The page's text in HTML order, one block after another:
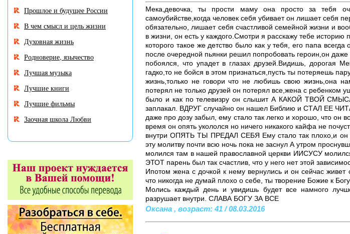
Мека,девочка, ты прости маму она просто за тебя
самоубийстве,когда человек себя убивает он лишает себя
обязательно, лишает себя счастливой семейной жизни и
в жизни, он есть у каждого.Смотри я расскажу тебе историю
которого такое же детство было как у тебя, его папа
после очередной пьянки решил попробовать героин,он
побоялся, что упадет в глазах друзей.Видишь, дорогая
гадко,то не бойся в этом признаться,пусть ты потеряешь
жизнь,только не говори что не любишь свою жизнь,она
потерял не только друзей он потерял все,жена с ребенком
было и как по телевизру он слышит А КАКОЙ ТВОЙ
заплакал. ВДРУГ случайно он нашел Библию и СТАЛ ЕЕ
даже про дозу забыл, ему стало так легко и хорошо, что
время он опять укололся но ничего никакого кайфа не
внутри ОПЯТЬ ТЫ ПРЕДАЛ СЕБЯ Ему стало так плохо,и
эту молитву почти всю ночь пока не заснул А утром
молился там в нашей православной церкви ИИСУСУ
ЭТОТ парень был так счастлив, что у него нет этой
Ипотом жена с дочкой к нему вернулись и он сейчас живет
что никогда не думай плохо о себе, ты творение Божие к
Молись каждый день и увидишь будет все намного
разрушает внутри. СЛАВА БОГУ ЗА ВСЕ
Оксана , возраст: 41 / 08.03.2016
Прошлое и будущее России
В чем смысл и цель жизни
Духовная жизнь
Родноверие, язычество
Лучшая музыка
Лучшие книги
Лучшие фильмы
Заочная школа Любви